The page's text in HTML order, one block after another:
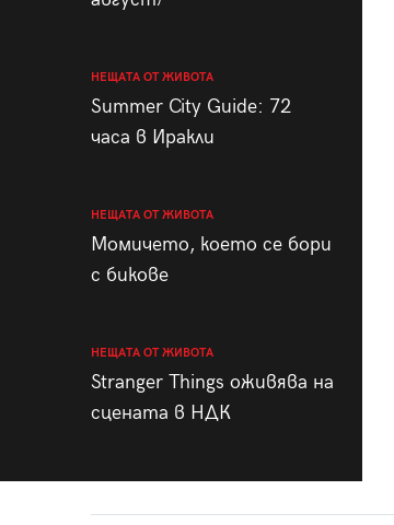
НЕЩАТА ОТ ЖИВОТА
Summer City Guide: 72
часа в Иракли
НЕЩАТА ОТ ЖИВОТА
Момичето, което се бори
с бикове
НЕЩАТА ОТ ЖИВОТА
Stranger Things оживява на
сцената в НДК